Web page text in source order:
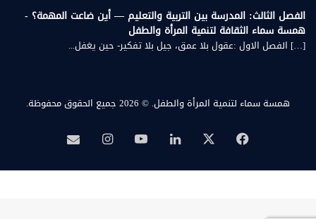
الفصل الثالث: المدرسة بين التربية والتعليم — أين ضاعت المهمة؟ -
همسة سماء الثقافة لتنمية المرأة والطفل
[…] الفصل الاول :عقول بلا عمق، جيل بلا تفكير- حين يغفل...
همسة سماء لتنمية المرأة والطفل. © 2026 جميع الحقوق محفوظة.
فيسبوك لينكدإن‫YouTubeانستقرامبريد
همسة